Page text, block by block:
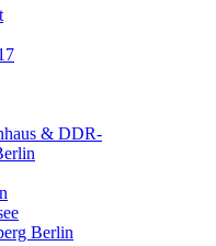
& DDR-
Berlin